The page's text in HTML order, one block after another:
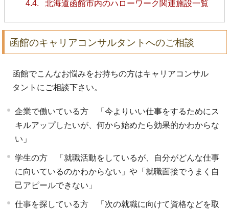
4.4. 北海道函館市内のハローワーク関連施設一覧
函館のキャリアコンサルタントへのご相談
函館でこんなお悩みをお持ちの方はキャリアコンサル
タントにご相談下さい。
企業で働いている方 「今よりいい仕事をするためにス
キルアップしたいが、何から始めたら効果的かわからな
い」
学生の方 「就職活動をしているが、自分がどんな仕事
に向いているのかわからない」や「就職面接でうまく自
己アピールできない」
仕事を探している方 「次の就職に向けて資格などを取